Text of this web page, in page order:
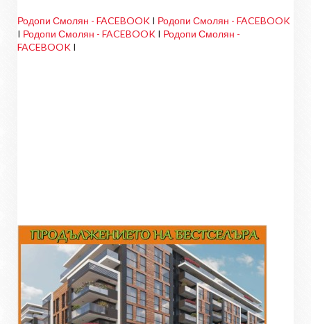
Родопи Смолян - FACEBOOK I Родопи Смолян - FACEBOOK
I Родопи Смолян - FACEBOOK I Родопи Смолян -
FACEBOOK I